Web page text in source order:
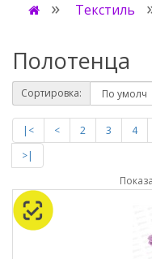
Текстиль
Полотенца
Сортировка:
|< < 2 3 4
>|